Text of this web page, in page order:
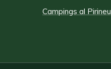
Campings al Pirineu